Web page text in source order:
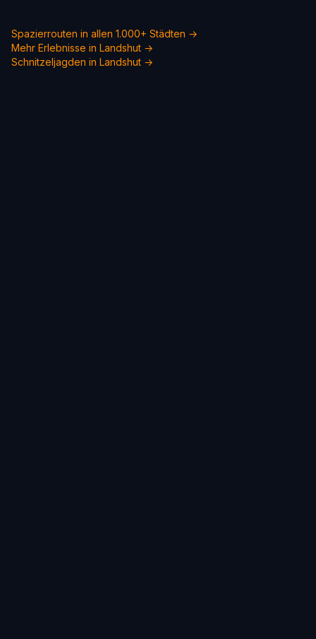
Spazierrouten in allen 1.000+ Städten →
Mehr Erlebnisse in Landshut →
Schnitzeljagden in Landshut →